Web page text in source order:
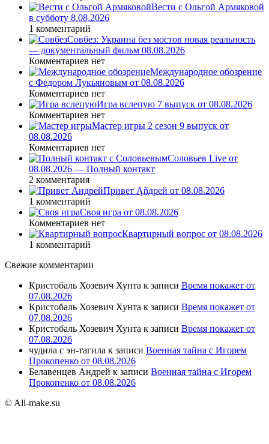
Вести с Ольгой Армяковой
в субботу 8.08.2026
1 комментарий
Совбез: Украина без мостов новая реальность
— документальный фильм 08.08.2026
Комментариев нет
Международное обозрение
с Федором Лукьяновым от 08.08.2026
Комментариев нет
Игра вслепую 7 выпуск от 08.08.2026
Комментариев нет
Мастер игры 2 сезон 9 выпуск от
08.08.2026
Комментариев нет
Соловьев Live от
08.08.2026 — Полный контакт
2 комментария
Привет Ąñдpей от 08.08.2026
1 комментарий
Своя игра от 08.08.2026
Комментариев нет
Квартирный вопрос от 08.08.2026
1 комментарий
Свежие комментарии
Кристобаль Хозевич Хунта к записи Время покажет от
07.08.2026
Кристобаль Хозевич Хунта к записи Время покажет от
07.08.2026
Кристобаль Хозевич Хунта к записи Время покажет от
07.08.2026
чудила с эн-тагила к записи Военная тайна с Игорем
Прокопенко от 08.08.2026
Белавенцев Андрей к записи Военная тайна с Игорем
Прокопенко от 08.08.2026
© All-make.su